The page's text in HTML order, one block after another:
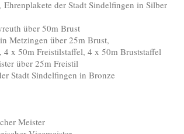
der Stadt Sindelfingen in Silber
über 50m Brust
über 25m Brust,
Freistilstaffel, 4 x 50m Bruststaffel
25m Freistil
Sindelfingen in Bronze
Meister